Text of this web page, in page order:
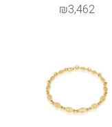
₪3,462